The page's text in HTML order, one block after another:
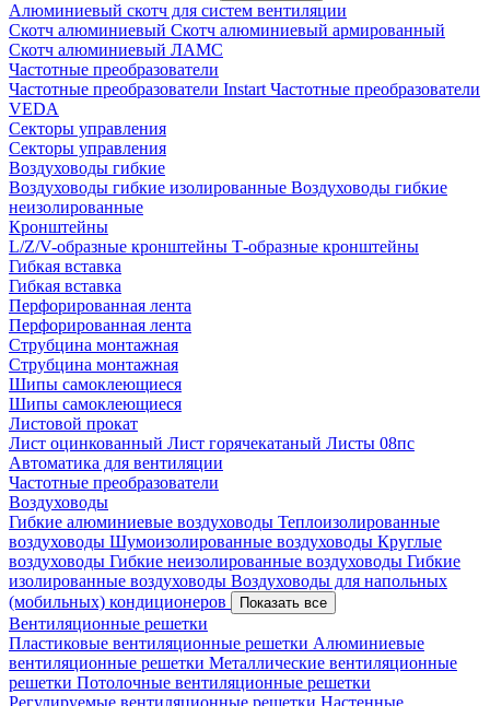
Алюминиевый скотч для систем вентиляции
Скотч алюминиевый Скотч алюминиевый армированный
Скотч алюминиевый ЛАМС
Частотные преобразователи
Частотные преобразователи Instart Частотные преобразователи
VEDA
Секторы управления
Секторы управления
Воздуховоды гибкие
Воздуховоды гибкие изолированные Воздуховоды гибкие
неизолированные
Кронштейны
L/Z/V-образные кронштейны Т-образные кронштейны
Гибкая вставка
Гибкая вставка
Перфорированная лента
Перфорированная лента
Струбцина монтажная
Струбцина монтажная
Шипы самоклеющиеся
Шипы самоклеющиеся
Листовой прокат
Лист оцинкованный Лист горячекатаный Листы 08пс
Автоматика для вентиляции
Частотные преобразователи
Воздуховоды
Гибкие алюминиевые воздуховоды Теплоизолированные
воздуховоды Шумоизолированные воздуховоды Круглые
воздуховоды Гибкие неизолированные воздуховоды Гибкие
изолированные воздуховоды Воздуховоды для напольных
(мобильных) кондиционеров
Показать все
Вентиляционные решетки
Пластиковые вентиляционные решетки Алюминиевые
вентиляционные решетки Металлические вентиляционные
решетки Потолочные вентиляционные решетки
Регулируемые вентиляционные решетки Настенные